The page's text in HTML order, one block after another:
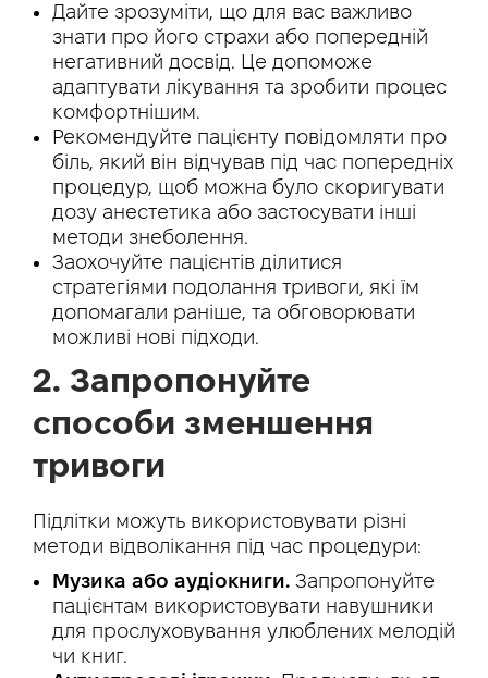
Дайте зрозуміти, що для вас важливо
знати про його страхи або попередній
негативний досвід. Це допоможе
адаптувати лікування та зробити процес
комфортнішим.
Рекомендуйте пацієнту повідомляти про
біль, який він відчував під час попередніх
процедур, щоб можна було скоригувати
дозу анестетика або застосувати інші
методи знеболення.
Заохочуйте пацієнтів ділитися
стратегіями подолання тривоги, які їм
допомагали раніше, та обговорювати
можливі нові підходи.
2. Запропонуйте
способи зменшення
тривоги
Підлітки можуть використовувати різні
методи відволікання під час процедури:
Музика або аудіокниги. Запропонуйте
пацієнтам використовувати навушники
для прослуховування улюблених мелодій
чи книг.